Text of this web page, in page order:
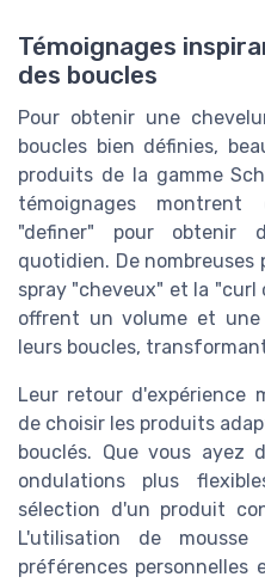
Témoignages
des boucles
Pour obtenir une
boucles bien définies,
produits de la gamme
témoignages
"definer" pour obtenir
quotidien. De
spray "cheveux" et la "curl
offrent un volume et
leurs boucles,
Leur retour d'expérience
de choisir les produits
bouclés. Que vous ayez
ondulations plus
sélection d'un produit
L'utilisation de
préférences personnelles